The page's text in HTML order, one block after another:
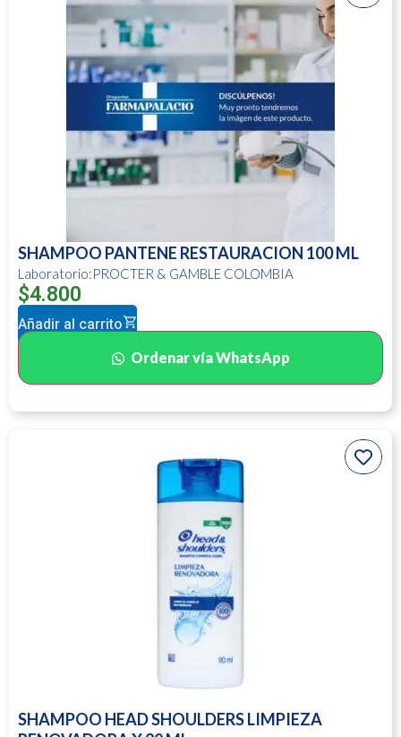
SHAMPOO PANTENE RESTAURACION 100 ML
Laboratorio:PROCTER & GAMBLE COLOMBIA
$4.800
Añadir al carrito
Ordenar vía WhatsApp
SHAMPOO HEAD SHOULDERS LIMPIEZA